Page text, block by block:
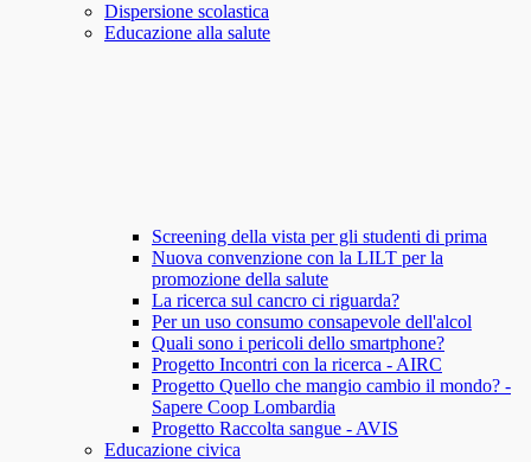
Dispersione scolastica
Educazione alla salute
Screening della vista per gli studenti di prima
Nuova convenzione con la LILT per la
promozione della salute
La ricerca sul cancro ci riguarda?
Per un uso consumo consapevole dell'alcol
Quali sono i pericoli dello smartphone?
Progetto Incontri con la ricerca - AIRC
Progetto Quello che mangio cambio il mondo? -
Sapere Coop Lombardia
Progetto Raccolta sangue - AVIS
Educazione civica